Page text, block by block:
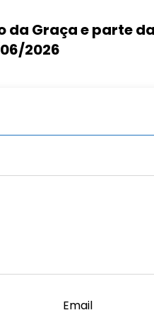
Graça e parte
2026
Email